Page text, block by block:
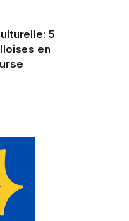
5
en